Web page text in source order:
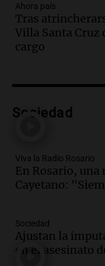
Panorama
Episodios
Audio.
Group en
Audio.
Panorama
Episodios
Audio. El
Panorama
Episodios
Audio.La
Ahora país
Tras
Villa Santa Cruz
cargo
Sociedad
Viva la Radio Rosario
En Rosario, una
Cayetano:
Sociedad
Ajustan la
en el asesinato